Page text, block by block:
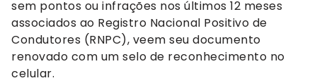
sem pontos ou infrações nos últimos 12 meses
associados ao Registro Nacional Positivo de
Condutores (RNPC), veem seu documento
renovado com um selo de reconhecimento no
celular.